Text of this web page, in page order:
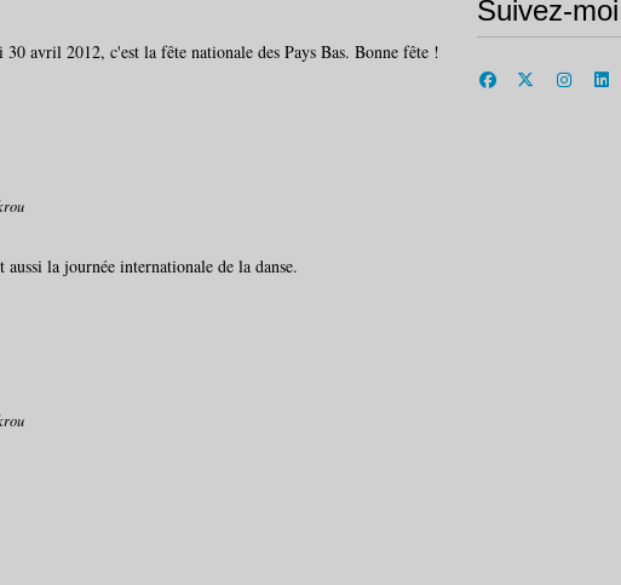
avril 2012, c'est la fête nationale des Pays Bas. Bonne fête !
la journée internationale de la danse.
Suivez-moi